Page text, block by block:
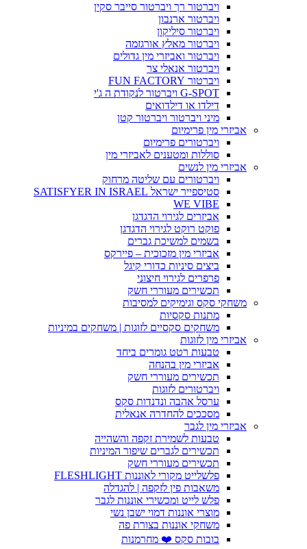
ויברטור רך ויברטור סייבר סקין
ויברטור ארנבון
ויברטור סיליקון
ויברטור מאלץ אורגזמה
ויברטור ואביזרי מין גדולים
ויברטור אנאלי צר
ויברטור FUN FACTORY
G-SPOT ויברטור לנקודת ה ג'י
דילדו או דילדואים
מיני ויברטור ויברטור קטן
אביזרי מין פרימיום
ויברטורים פרימיום
סוללות ומטענים לאביזרי מין
אביזרי מין לנשים
ויברטורים עם שליטה מרחוק
סטיספייר ישראל SATISFYER IN ISRAEL
WE VIBE
אביזרים לגירוי הדגדגן
פוקט רוקט לגירוי הדגדגן
בשמים למשיכת גברים
אביזרי מין מזכוכית – פיירקס
ביצים סיניות כדורי קיגל
פרפרים לגירוי חיצוני
תכשירים מעוררי חשק
משחקי סקס וגימיקים למסיבות
מתנות סקסיות
משחקים סקסיים לזוגות | משחקים במיניות
אביזרי מין לזוגות
טבעות רטט גומרים ביחד
אביזרי מין בהנחה
תכשירים מעוררי חשק
ויברטורים לזוגות
ערסל אהבה ונדנדות סקס
מסככים להחדרה אנאלית
אביזרי מין לגבר
טבעות לשמירת זקפה והשהייה
תכשירים לגברים שיפור המיניות
תכשירים מעוררי חשק
פלשלייט מקורי לאוננות FLESHLIGHT
משאבות פין לזקפה | להגדלה
פלש לייט ומכשירי אוננות לגבר
מוצרי אוננות דמוי ישבן נשי
משחקי אוננות בצורת פה
בובות סקס ❤️ מחרמנות